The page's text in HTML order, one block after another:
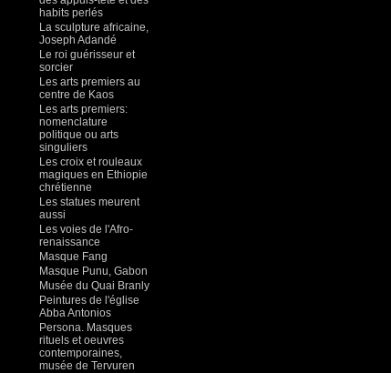
habits perlés
La sculpture africaine,
Joseph Adandé
Le roi guérisseur et
sorcier
Les arts premiers au
centre de Kaos
Les arts premiers:
nomenclature
politique ou arts
singuliers
Les croix et rouleaux
magiques en Ethiopie
chrétienne
Les statues meurent
aussi
Les voies de l'Afro-
renaissance
Masque Fang
Masque Punu, Gabon
Musée du Quai Branly
Peintures de l'église
Abba Antonios
Persona. Masques
rituels et oeuvres
contemporaines,
musée de Tervuren